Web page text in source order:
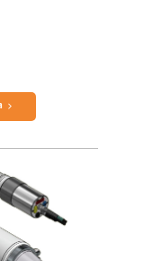
rapor Casting